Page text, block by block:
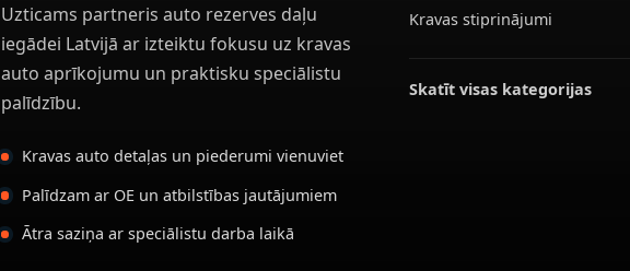
Uzticams partneris auto rezerves daļu
iegādei Latvijā ar izteiktu fokusu uz kravas
auto aprīkojumu un praktisku speciālistu
palīdzību.
Kravas auto detaļas un piederumi vienuviet
Palīdzam ar OE un atbilstības jautājumiem
Ātra saziņa ar speciālistu darba laikā
Kravas stiprinājumi
Skatīt visas kategorijas